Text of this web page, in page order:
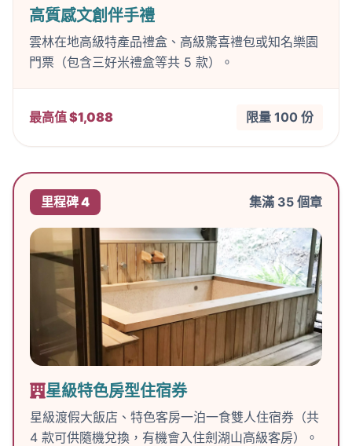
高質感文創伴手禮
雲林在地高級特產品禮盒、高級驚喜禮包或知名樂園
門票（包含三好米禮盒等共 5 款）。
最高值 $1,088 限量 100 份
里程碑 4 集滿 35 個章
星級特色房型住宿券
星級渡假大飯店、特色客房一泊一食雙人住宿券（共
4 款可供隨機兌換，有機會入住劍湖山高級客房）。